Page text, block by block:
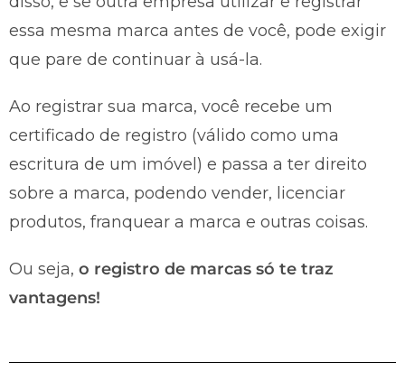
essa mesma marca antes de você, pode exigir
que pare de continuar à usá-la.
Ao registrar sua marca, você recebe um
certificado de registro (válido como uma
escritura de um imóvel) e passa a ter direito
sobre a marca, podendo vender, licenciar
produtos, franquear a marca e outras coisas.
Ou seja, o registro de marcas só te traz
vantagens!